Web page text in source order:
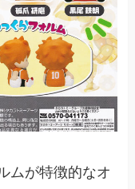
ムが特徴的なオ